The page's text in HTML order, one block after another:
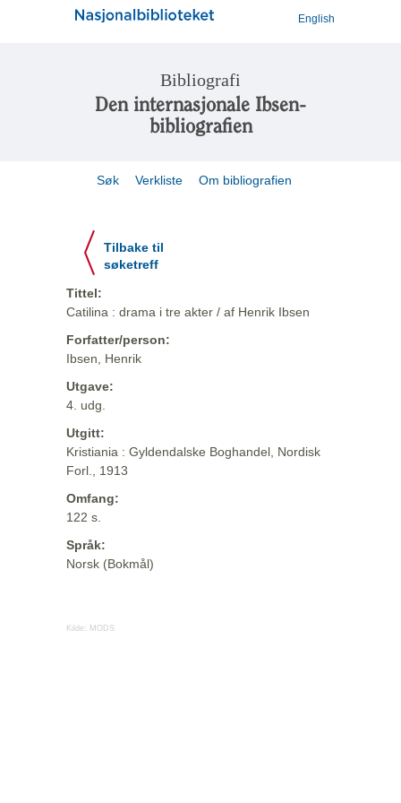
English
Bibliografi
Den internasjonale Ibsen-
bibliografien
Søk Verkliste Om bibliografien
Tilbake til
søketreff
Tittel:
Catilina : drama i tre akter / af Henrik Ibsen
Forfatter/person:
Ibsen, Henrik
Utgave:
4. udg.
Utgitt:
Kristiania : Gyldendalske Boghandel, Nordisk
Forl., 1913
Omfang:
122 s.
Språk:
Norsk (Bokmål)
Kilde: MODS